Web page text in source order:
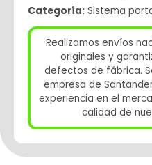
Categoría: Sistema
Realizamos envíos
originales y
defectos de fábrica.
empresa de
experiencia en el
calidad de